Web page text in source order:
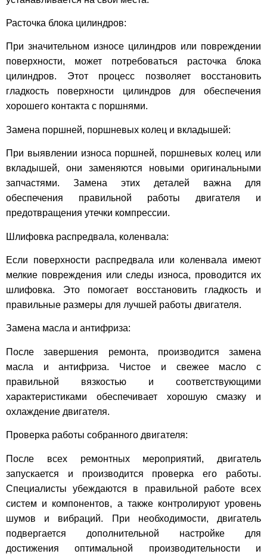
Расточка блока цилиндров:
При значительном износе цилиндров или повреждении
поверхности, может потребоваться расточка блока
цилиндров. Этот процесс позволяет восстановить
гладкость поверхности цилиндров для обеспечения
хорошего контакта с поршнями.
Замена поршней, поршневых колец и вкладышей:
При выявлении износа поршней, поршневых колец или
вкладышей, они заменяются новыми оригинальными
запчастями. Замена этих деталей важна для
обеспечения правильной работы двигателя и
предотвращения утечки компрессии.
Шлифовка распредвала, коленвала:
Если поверхности распредвала или коленвала имеют
мелкие повреждения или следы износа, проводится их
шлифовка. Это помогает восстановить гладкость и
правильные размеры для лучшей работы двигателя.
Замена масла и антифриза:
После завершения ремонта, производится замена
масла и антифриза. Чистое и свежее масло с
правильной вязкостью и соответствующими
характеристиками обеспечивает хорошую смазку и
охлаждение двигателя.
Проверка работы собранного двигателя:
После всех ремонтных мероприятий, двигатель
запускается и производится проверка его работы.
Специалисты убеждаются в правильной работе всех
систем и компонентов, а также контролируют уровень
шумов и вибраций. При необходимости, двигатель
подвергается дополнительной настройке для
достижения оптимальной производительности и